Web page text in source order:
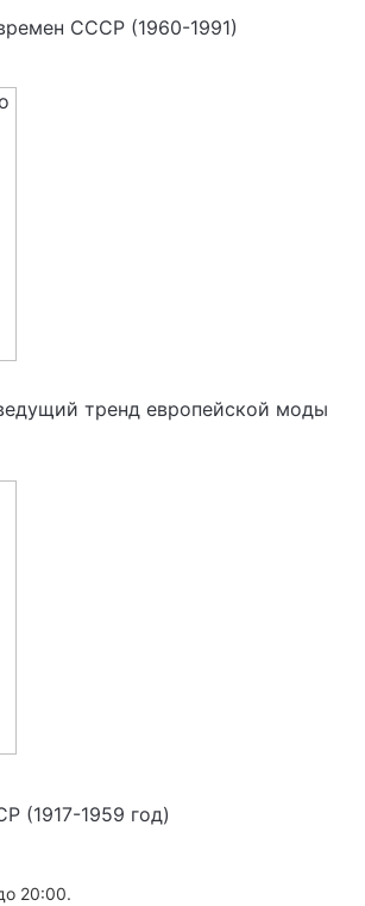
СССР (1960-1991)
тренд европейской моды
(1917-1959 год)
20:00.